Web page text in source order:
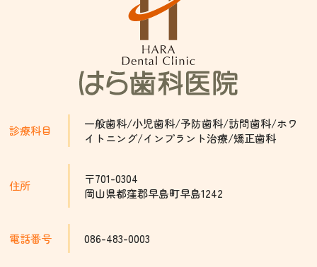
診療科目 一般歯科/小児歯科/予防歯科/訪問歯科/ホワ
イトニング/インプラント治療/矯正歯科
住所
〒701-0304
岡山県都窪郡早島町早島1242
電話番号 086-483-0003